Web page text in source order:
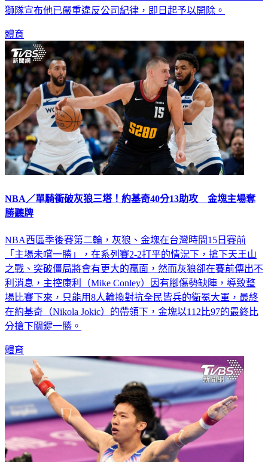
獅隊宣布他已嚴重違反公司紀律，即日起予以開除。
體育
NBA／單騎衝破灰狼三塔！約基奇40分13助攻 金塊主場奪
勝聽牌
NBA西區季後賽第二輪，灰狼、金塊在台灣時間15日賽前
「主場未嚐一勝」，在系列賽2-2打平的情況下，搶下天王山
之戰、突破僵局將會有更大的贏面，然而灰狼卻在賽前傳出不
利消息，主控康利（Mike Conley）因有腳傷勢缺陣，導致整
場比賽下來，只能用8人輪換對抗全民皆兵的衛冕大軍，最終
在約基奇（Nikola Jokic）的帶領下，金塊以112比97的最終比
分搶下關鍵一勝。
體育